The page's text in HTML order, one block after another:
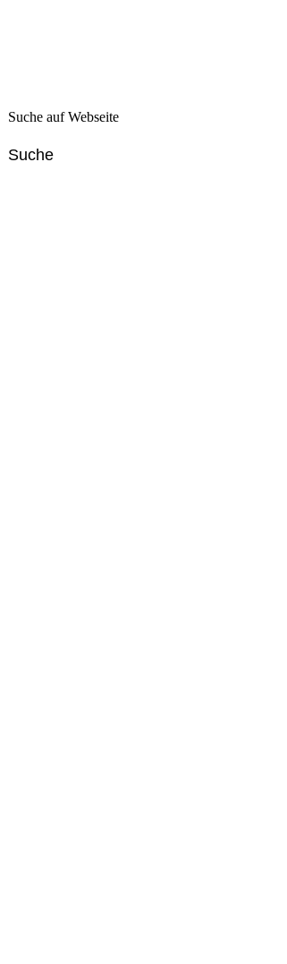
Suche auf Webseite